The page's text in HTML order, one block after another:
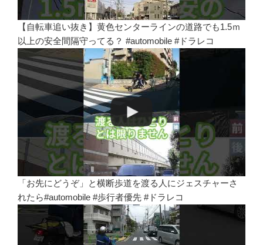
【自転車追い抜き】黄色センターラインの道路でも1.5ｍ
以上の安全間隔守ってる？ #automobile #ドラレコ
「お先にどうぞ」と横断歩道を渡る人にジェスチャーさ
れたら#automobile #歩行者優先 #ドラレコ